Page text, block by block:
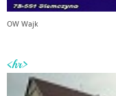
OW Wajk
<hr>